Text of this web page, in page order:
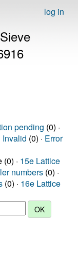
log in
pending (0) ·
Invalid (0) · Error
· 15e Lattice
numbers (0) ·
(0) · 16e Lattice